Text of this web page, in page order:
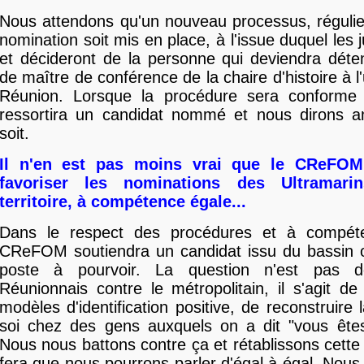
Nous attendons qu'un nouveau processus,
nomination soit mis en place, à l'issue duquel les
et décideront de la personne qui deviendra
de maître de conférence de la chaire d'histoire à
Réunion. Lorsque la procédure sera
ressortira un candidat nommé et nous dirons
soit.
Il n'en est pas moins vrai que le
favoriser les nominations des
territoire, à compétence égale...
Dans le respect des procédures et à
CReFOM soutiendra un candidat issu du bassin
poste à pourvoir. La question n'est pas
Réunionnais contre le métropolitain, il s'agit de
modèles d'identification positive, de reconstruire
soi chez des gens auxquels on a dit "vous
Nous nous battons contre ça et rétablissons